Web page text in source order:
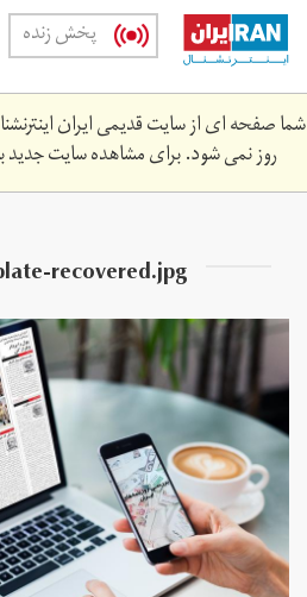
Skip
main
content
پخش زنده
شما صفحه ای از سایت قدیمی ایران
روز نمی شود. برای مشاهده سایت جدید
recovered.jpg